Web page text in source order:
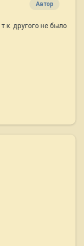
Автор
другого не было